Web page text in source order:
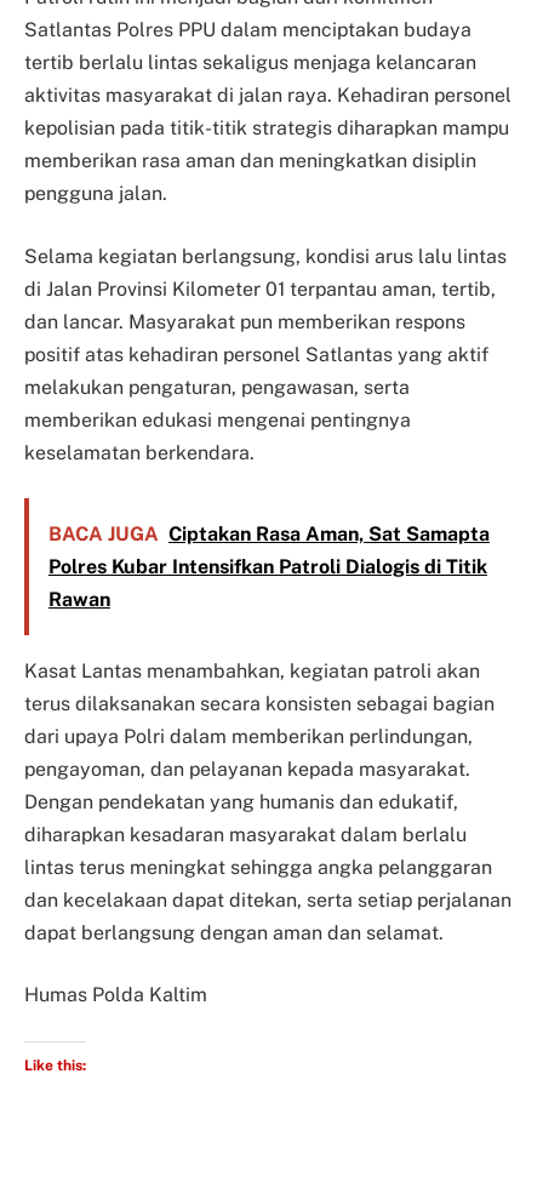
Satlantas Polres PPU dalam menciptakan budaya
tertib berlalu lintas sekaligus menjaga kelancaran
aktivitas masyarakat di jalan raya. Kehadiran personel
kepolisian pada titik-titik strategis diharapkan mampu
memberikan rasa aman dan meningkatkan disiplin
pengguna jalan.
Selama kegiatan berlangsung, kondisi arus lalu lintas
di Jalan Provinsi Kilometer 01 terpantau aman, tertib,
dan lancar. Masyarakat pun memberikan respons
positif atas kehadiran personel Satlantas yang aktif
melakukan pengaturan, pengawasan, serta
memberikan edukasi mengenai pentingnya
keselamatan berkendara.
BACA JUGA Ciptakan Rasa Aman, Sat Samapta
Polres Kubar Intensifkan Patroli Dialogis di Titik
Rawan
Kasat Lantas menambahkan, kegiatan patroli akan
terus dilaksanakan secara konsisten sebagai bagian
dari upaya Polri dalam memberikan perlindungan,
pengayoman, dan pelayanan kepada masyarakat.
Dengan pendekatan yang humanis dan edukatif,
diharapkan kesadaran masyarakat dalam berlalu
lintas terus meningkat sehingga angka pelanggaran
dan kecelakaan dapat ditekan, serta setiap perjalanan
dapat berlangsung dengan aman dan selamat.
Humas Polda Kaltim
Like this: